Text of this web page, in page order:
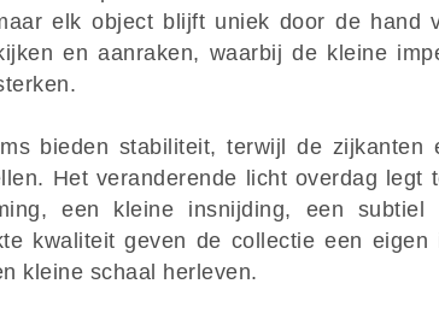
elk object blijft uniek door de hand
en aanraken, waarbij de kleine
bieden stabiliteit, terwijl de
Het veranderende licht overdag legt
een kleine insnijding, een
kwaliteit geven de collectie een
kleine schaal herleven.